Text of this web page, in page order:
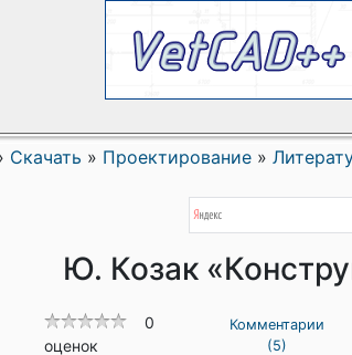
Скачать » Проектирование »
Ю. Козак
0
оценок
Комментарии
(5)